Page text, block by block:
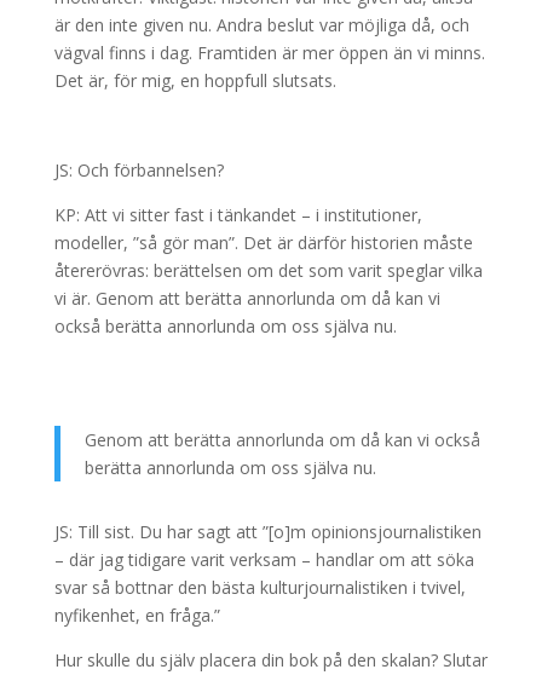
är den inte given nu. Andra beslut var möjliga då, och
vägval finns i dag. Framtiden är mer öppen än vi minns.
Det är, för mig, en hoppfull slutsats.
JS: Och förbannelsen?
KP: Att vi sitter fast i tänkandet – i institutioner,
modeller, ”så gör man”. Det är därför historien måste
återerövras: berättelsen om det som varit speglar vilka
vi är. Genom att berätta annorlunda om då kan vi
också berätta annorlunda om oss själva nu.
Genom att berätta annorlunda om då kan vi också
berätta annorlunda om oss själva nu.
JS: Till sist. Du har sagt att ”[o]m opinionsjournalistiken
– där jag tidigare varit verksam – handlar om att söka
svar så bottnar den bästa kulturjournalistiken i tvivel,
nyfikenhet, en fråga.”
Hur skulle du själv placera din bok på den skalan? Slutar